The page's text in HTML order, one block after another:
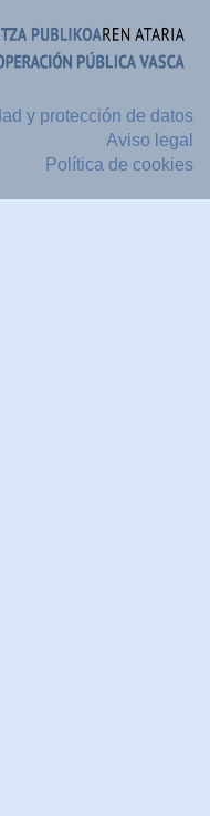
y protección de datos
Aviso legal
Política de cookies